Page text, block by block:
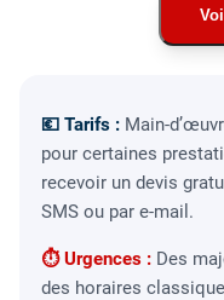
💶 Tarifs : Main-
pour certaines
recevoir un devis
SMS ou par e-mail.
⏱ Urgences : Des
des horaires